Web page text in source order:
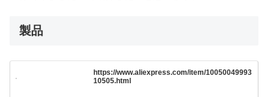
製品
https://www.aliexpress.com/item/10050049993
10505.html